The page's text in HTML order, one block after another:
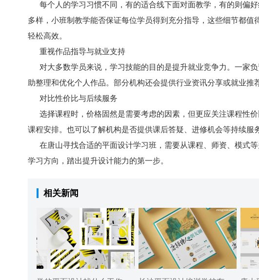
每个人的学习习惯不同，有的适合线下面对面教学，有的则偏
多样，小班制教学能否保证每位学员得到充分指导，这些细节都
轻松高效。
重视作品指导与就业支持
对大多数学员来说，学习技能的目的是提升就业竞争力。一家
助整理和优化个人作品。部分机构还会提供行业资讯分享或就业推
对比性价比与后续服务
选择课程时，价格固然是需要考虑的因素，但更应关注课程性
课程安排。也可以了解机构是否提供课后答疑、进修机会等持续服
在唐山寻找合适的平面设计学习班，需要从课程、师资、模式
学习方向，踏出提升设计能力的第一步。
相关新闻